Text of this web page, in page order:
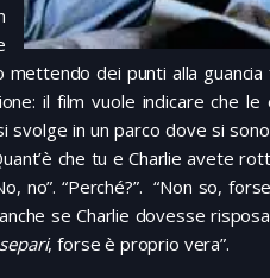
dei punti alla
il film vuole indicare che
in un parco dove si
che tu e Charlie avete
no”. “Perché?”. “Non so,
se Charlie dovesse
, forse è proprio vera”.